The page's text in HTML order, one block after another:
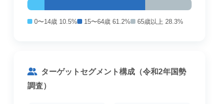
0〜14歳 10.5% 15〜64歳 61.2% 65歳以上 28.3%
ターゲットセグメント構成（令和2年国勢
調査）